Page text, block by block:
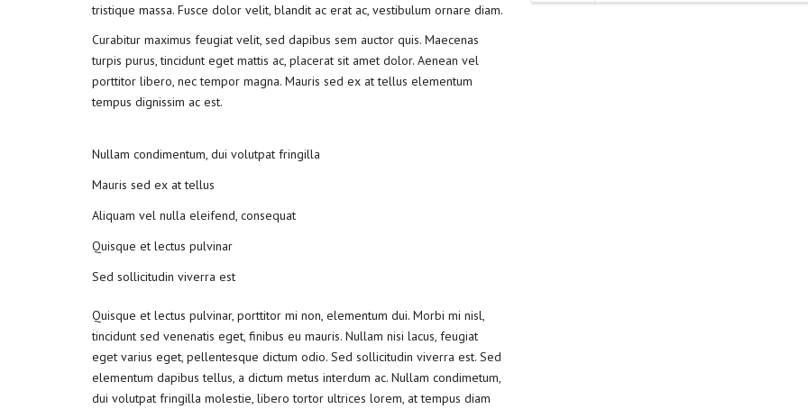
tristique massa. Fusce dolor velit, blandit ac erat ac, vestibulum ornare diam.
Curabitur maximus feugiat velit, sed dapibus sem auctor quis. Maecenas
turpis purus, tincidunt eget mattis ac, placerat sit amet dolor. Aenean vel
porttitor libero, nec tempor magna. Mauris sed ex at tellus elementum
tempus dignissim ac est.
Nullam condimentum, dui volutpat fringilla
Mauris sed ex at tellus
Aliquam vel nulla eleifend, consequat
Quisque et lectus pulvinar
Sed sollicitudin viverra est
Quisque et lectus pulvinar, porttitor mi non, elementum dui. Morbi mi nisl,
tincidunt sed venenatis eget, finibus eu mauris. Nullam nisi lacus, feugiat
eget varius eget, pellentesque dictum odio. Sed sollicitudin viverra est. Sed
elementum dapibus tellus, a dictum metus interdum ac. Nullam condimetum,
dui volutpat fringilla molestie, libero tortor ultrices lorem, at tempus diam